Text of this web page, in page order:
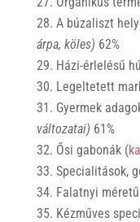
A búzaliszt
árpa, köles) 62%
Házi-érlelésű
Legeltetett
Gyermek
változatai) 61%
Ősi gabonák (
Specialitások,
Falatnyi
Kézműves